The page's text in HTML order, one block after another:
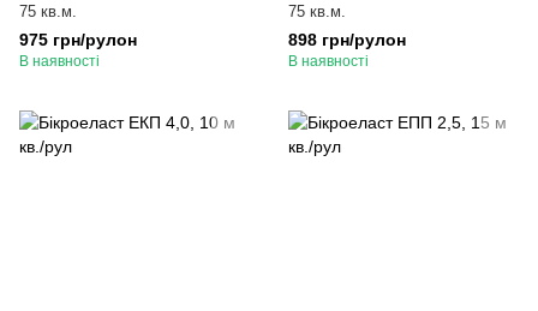
75 кв.м.
975 грн/рулон
В наявності
75 кв.м.
898 грн/рулон
В наявності